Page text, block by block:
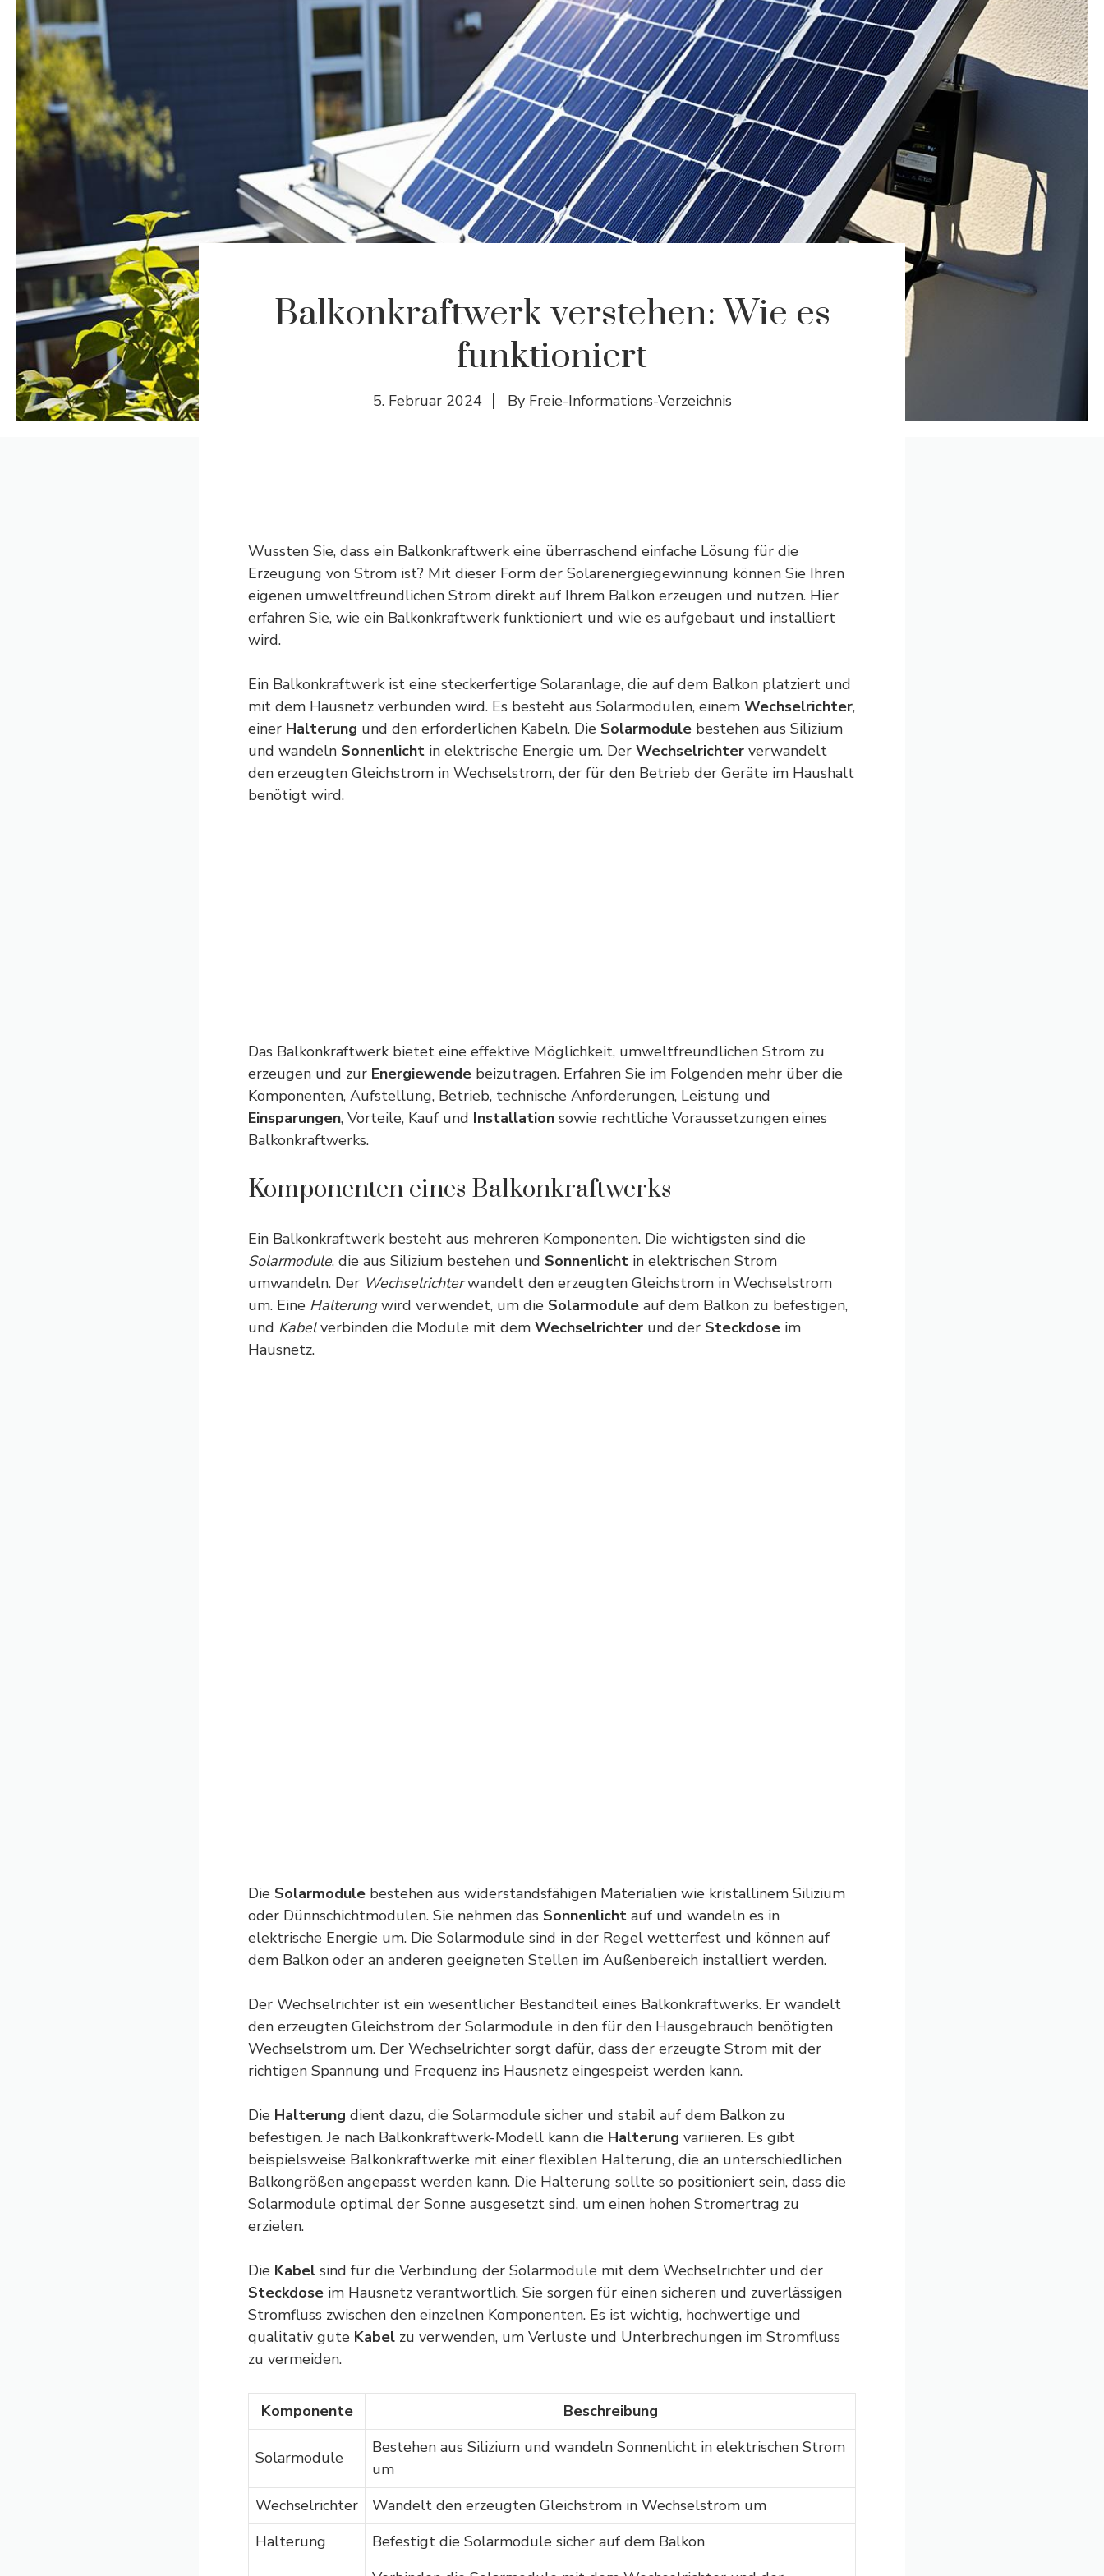
Balkonkraftwerk verstehen: Wie es
funktioniert
5. Februar 2024 By Freie-Informations-Verzeichnis
Wussten Sie, dass ein Balkonkraftwerk eine überraschend einfache Lösung für die
Erzeugung von Strom ist? Mit dieser Form der Solarenergiegewinnung können Sie Ihren
eigenen umweltfreundlichen Strom direkt auf Ihrem Balkon erzeugen und nutzen. Hier
erfahren Sie, wie ein Balkonkraftwerk funktioniert und wie es aufgebaut und installiert
wird.
Ein Balkonkraftwerk ist eine steckerfertige Solaranlage, die auf dem Balkon platziert und
mit dem Hausnetz verbunden wird. Es besteht aus Solarmodulen, einem Wechselrichter,
einer Halterung und den erforderlichen Kabeln. Die Solarmodule bestehen aus Silizium
und wandeln Sonnenlicht in elektrische Energie um. Der Wechselrichter verwandelt
den erzeugten Gleichstrom in Wechselstrom, der für den Betrieb der Geräte im Haushalt
benötigt wird.
Das Balkonkraftwerk bietet eine effektive Möglichkeit, umweltfreundlichen Strom zu
erzeugen und zur Energiewende beizutragen. Erfahren Sie im Folgenden mehr über die
Komponenten, Aufstellung, Betrieb, technische Anforderungen, Leistung und
Einsparungen, Vorteile, Kauf und Installation sowie rechtliche Voraussetzungen eines
Balkonkraftwerks.
Komponenten eines Balkonkraftwerks
Ein Balkonkraftwerk besteht aus mehreren Komponenten. Die wichtigsten sind die
Solarmodule, die aus Silizium bestehen und Sonnenlicht in elektrischen Strom
umwandeln. Der Wechselrichterwandelt den erzeugten Gleichstrom in Wechselstrom
um. Eine Halterungwird verwendet, um die Solarmodule auf dem Balkon zu befestigen,
und Kabelverbinden die Module mit dem Wechselrichter und der Steckdose im
Hausnetz.
Die Solarmodule bestehen aus widerstandsfähigen Materialien wie kristallinem Silizium
oder Dünnschichtmodulen. Sie nehmen das Sonnenlicht auf und wandeln es in
elektrische Energie um. Die Solarmodule sind in der Regel wetterfest und können auf
dem Balkon oder an anderen geeigneten Stellen im Außenbereich installiert werden.
Der Wechselrichter ist ein wesentlicher Bestandteil eines Balkonkraftwerks. Er wandelt
den erzeugten Gleichstrom der Solarmodule in den für den Hausgebrauch benötigten
Wechselstrom um. Der Wechselrichter sorgt dafür, dass der erzeugte Strom mit der
richtigen Spannung und Frequenz ins Hausnetz eingespeist werden kann.
Die Halterung dient dazu, die Solarmodule sicher und stabil auf dem Balkon zu
befestigen. Je nach Balkonkraftwerk-Modell kann die Halterung variieren. Es gibt
beispielsweise Balkonkraftwerke mit einer flexiblen Halterung, die an unterschiedlichen
Balkongrößen angepasst werden kann. Die Halterung sollte so positioniert sein, dass die
Solarmodule optimal der Sonne ausgesetzt sind, um einen hohen Stromertrag zu
erzielen.
Die Kabel sind für die Verbindung der Solarmodule mit dem Wechselrichter und der
Steckdose im Hausnetz verantwortlich. Sie sorgen für einen sicheren und zuverlässigen
Stromfluss zwischen den einzelnen Komponenten. Es ist wichtig, hochwertige und
qualitativ gute Kabel zu verwenden, um Verluste und Unterbrechungen im Stromfluss
zu vermeiden.
Komponente Beschreibung
Solarmodule
Bestehen aus Silizium und wandeln Sonnenlicht in elektrischen Strom
um
Wechselrichter
Wandelt den erzeugten Gleichstrom in Wechselstrom um
Halterung
Befestigt die Solarmodule sicher auf dem Balkon